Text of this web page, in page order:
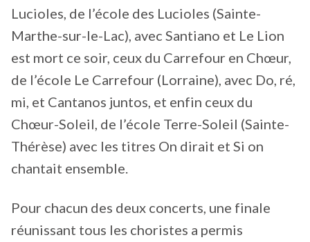
Lucioles, de l’école des Lucioles (Sainte-
Marthe-sur-le-Lac), avec Santiano et Le Lion
est mort ce soir, ceux du Carrefour en Chœur,
de l’école Le Carrefour (Lorraine), avec Do, ré,
mi, et Cantanos juntos, et enfin ceux du
Chœur-Soleil, de l’école Terre-Soleil (Sainte-
Thérèse) avec les titres On dirait et Si on
chantait ensemble.
Pour chacun des deux concerts, une finale
réunissant tous les choristes a permis